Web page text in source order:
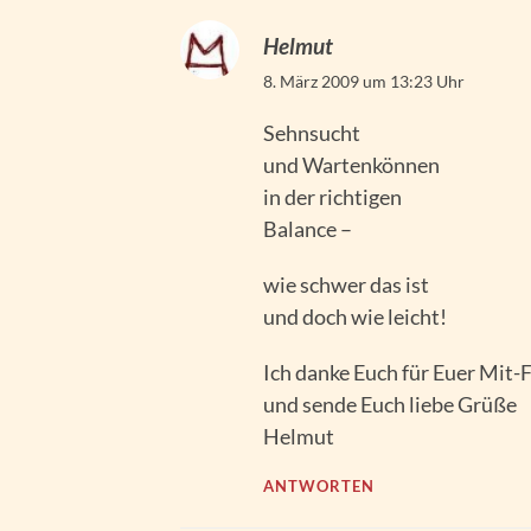
Helmut
8. März 2009 um 13:23 Uhr
Sehnsucht
und Wartenkönnen
in der richtigen
Balance –
wie schwer das ist
und doch wie leicht!
Ich danke Euch für Euer Mit-
und sende Euch liebe Grüße
Helmut
ANTWORTEN